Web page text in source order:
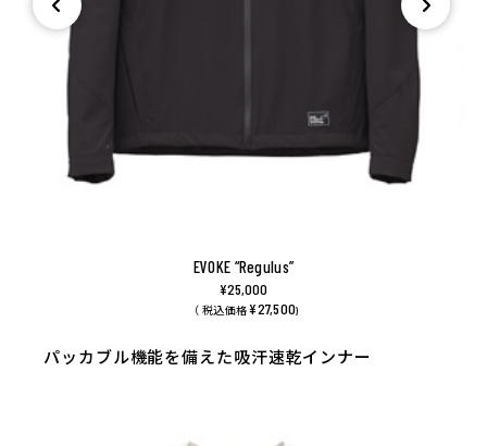
EVOKE “Regulus”
¥25,000
（ 税込価格¥27,500)
パッカブル機能を備えた吸汗速乾インナー